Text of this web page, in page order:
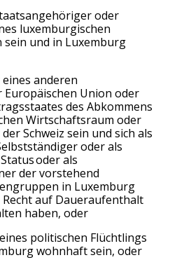
oder
luxemburgischen
und in Luxemburg
anderen
Union oder
des Abkommens
Wirtschaftsraum oder
Schweiz sein und sich als
oder als
oder als
der vorstehend
in Luxemburg
auf Daueraufenthalt
haben, oder
politischen Flüchtlings
wohnhaft sein, oder